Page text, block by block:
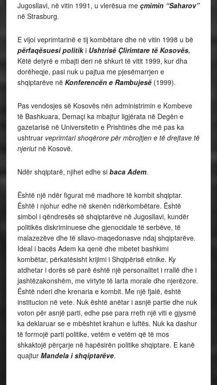
Jugosllavi, në vitin 1991, u vlerësua me çmimin “Saharov”
në Strasburg.
E vijoi veprimtarinë e tij kombëtare dhe në vitin 1998 u bë
përfaqësuesi politiki Ushtrisë Çlirimtare të Kosovës.
Këtë detyrë e mbajti deri në shkurt të vitit 1999, kur dha
dorëheqje, pasi nuk u pajtua me pjesëmarrjen e
shqiptarëve në Konferencën e Rambujesë (1999).
Pas vendosjes së Kosovës nën administrimin e Kombeve
të Bashkuara, Demaçi ka mbajtur ligjërata në Degën e
gazetarisë në Universitetin e Prishtinës dhe më pas ka
ushtruar veprimtari shoqërore për mbrojtjen e të drejtave të
njeriutnë Kosovë.
Ndër shqiptarë, njihet edhe si baca Adem.
Është një ndër figurat më madhore të kombit shqiptar.
Është i njohur edhe në skenën ndërkombëtare. Është
simbol i qëndresës së shqiptarëve në Jugosllavi, kundër
politikës diskriminuese dhe gjenocidale të serbëve, të
malazezëve dhe të sllavo-maqedonasve ndaj shqiptarëve.
Ideal i bacës Adem ka qenë dhe mbetet bashkimi
kombëtar, përkatësisht krijimi i Shqipërisë etnike. Ky
atdhetar i dorës së parë është një personalitet i rrallë dhe i
jashtëzakonshëm, me virtyte të larta morale dhe njerëzore.
Është nderi dhe krenaria e kombit. Me një fjalë, është
institucion në vete. Nuk është anëtar i asnjë partie dhe nuk
voton për asnjë parti, edhe pse para rreth një viti e gjysmë
ka deklaruar se e mbështet krahun e luftës. Nuk ka dashur
të formojë parti politike, vetëm e vetëm që të mos
shkaktojë përçarje në hapësirën politike shqiptare. E kanë
quajtur Mandela i shqiptarëve.